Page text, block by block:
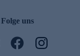
Folge uns